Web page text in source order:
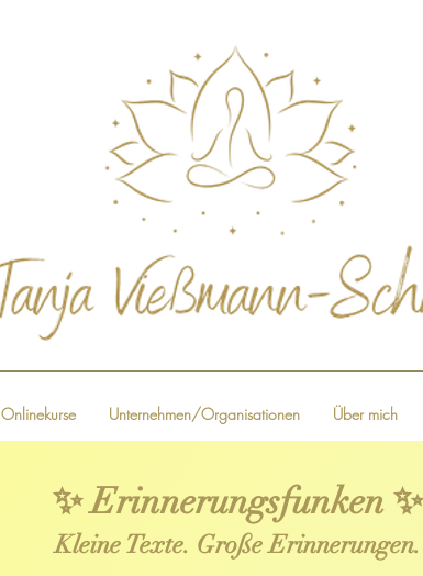
Onlinekurse Unternehmen/Organisationen Über mich
✨ Erinnerungsfunken ✨
Kleine Texte. Große Erinnerungen.